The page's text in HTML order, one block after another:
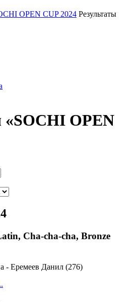
OPEN CUP 2024 Результаты
«SOCHI OPEN
Cha-cha-cha, Bronze
- Еремеев Данил (276)